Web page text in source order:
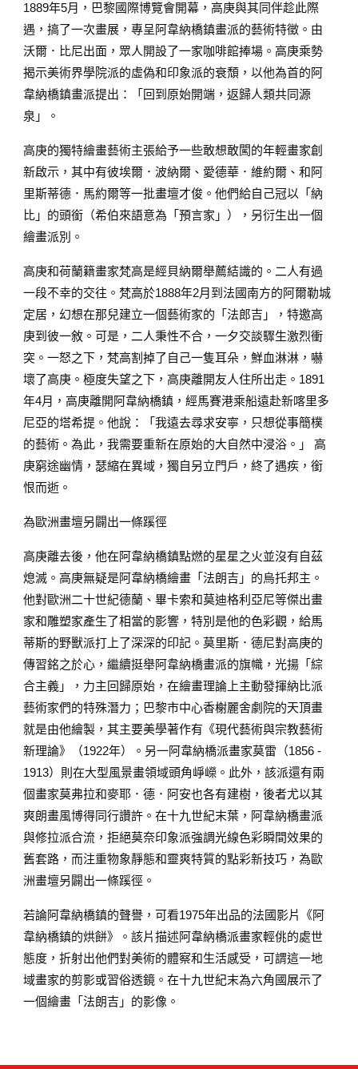
1889年5月，巴黎國際博覽會開幕，高庚與其同伴趁此際
遇，搞了一次畫展，專呈阿韋納橋鎮畫派的藝術特徵。由
沃爾．比尼出面，眾人開設了一家咖啡館捧場。高庚乘勢
揭示美術界學院派的虛偽和印象派的衰頹，以他為首的阿
韋納橋鎮畫派提出：「回到原始開端，返歸人類共同源
泉」。
高庚的獨特繪畫藝術主張給予一些敢想敢闖的年輕畫家創
新啟示，其中有彼埃爾．波納爾、愛德華．維約爾、和阿
里斯蒂德．馬約爾等一批畫壇才俊。他們給自己冠以「納
比」的頭銜（希伯來語意為「預言家」），另衍生出一個
繪畫派別。
高庚和荷蘭籍畫家梵高是經貝納爾舉薦結識的。二人有過
一段不幸的交往。梵高於1888年2月到法國南方的阿爾勒城
定居，幻想在那兒建立一個藝術家的「法郎吉」，特邀高
庚到彼一敘。可是，二人秉性不合，一夕交談驟生激烈衝
突。一怒之下，梵高割掉了自己一隻耳朵，鮮血淋淋，嚇
壞了高庚。極度失望之下，高庚離開友人住所出走。1891
年4月，高庚離開阿韋納橋鎮，經馬賽港乘船遠赴新喀里多
尼亞的塔希提。他說：「我遠去尋求安寧，只想從事簡樸
的藝術。為此，我需要重新在原始的大自然中浸浴。」 高
庚窮途幽情，瑟縮在異域，獨自另立門戶，終了遇疾，銜
恨而逝。
為歐洲畫壇另闢出一條蹊徑
高庚離去後，他在阿韋納橋鎮點燃的星星之火並沒有自茲
熄滅。高庚無疑是阿韋納橋繪畫「法朗吉」的烏托邦主。
他對歐洲二十世紀德蘭、畢卡索和莫迪格利亞尼等傑出畫
家和雕塑家產生了相當的影響，特別是他的色彩觀，給馬
蒂斯的野獸派打上了深深的印記。莫里斯．德尼對高庚的
傳習銘之於心，繼續挺舉阿韋納橋畫派的旗幟，光揚「綜
合主義」，力主回歸原始，在繪畫理論上主動發揮納比派
藝術家們的特殊潛力；巴黎市中心香榭麗舍劇院的天頂畫
就是由他繪製，其主要美學著作有《現代藝術與宗教藝術
新理論》（1922年）。另一阿韋納橋派畫家莫雷（1856 -
1913）則在大型風景畫領域頭角崢嶸。此外，該派還有兩
個畫家莫弗拉和麥耶．德．阿安也各有建樹，後者尤以其
爽朗畫風博得同行讚許。在十九世紀末葉，阿韋納橋畫派
與修拉派合流，拒絕莫奈印象派強調光線色彩瞬間效果的
舊套路，而注重物象靜態和靈爽特質的點彩新技巧，為歐
洲畫壇另闢出一條蹊徑。
若論阿韋納橋鎮的聲譽，可看1975年出品的法國影片《阿
韋納橋鎮的烘餅》。該片描述阿韋納橋派畫家輕佻的處世
態度，折射出他們對美術的體察和生活感受，可謂這一地
域畫家的剪影或習俗透鏡。在十九世紀末為六角國展示了
一個繪畫「法朗吉」的影像。